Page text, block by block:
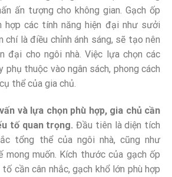
ấn tượng cho không gian. Gạch ốp
các tính năng hiện đại như sưởi
chí là điều chỉnh ánh sáng, sẽ tạo nên
đại cho ngôi nhà. Việc lựa chọn các
phụ thuộc vào ngân sách, phong cách
thể của gia chủ.
và lựa chọn phù hợp, gia chủ cần
tố quan trọng. Đầu tiên là diện tích
tổng thể của ngôi nhà, cũng như
mong muốn. Kích thước của gạch ốp
cần cân nhắc, gạch khổ lớn phù hợp